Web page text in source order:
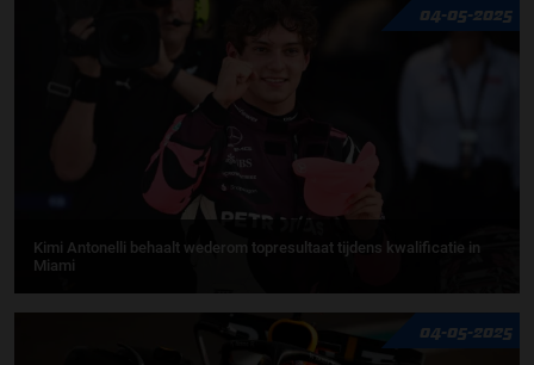
04-05-2025
Kimi Antonelli behaalt wederom topresultaat tijdens kwalificatie in
Miami
04-05-2025